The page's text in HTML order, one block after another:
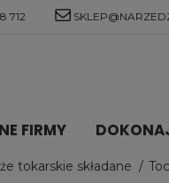
712
FIRMY
tokarskie składane